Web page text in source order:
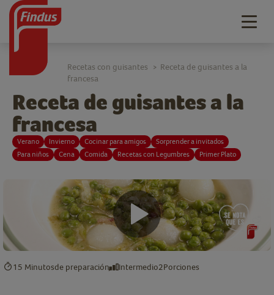
Receta de guisantes a la
francesa
Verano Invierno Cocinar para amigos
Sorprender a invitados
Para niños
Cena Comida Recetas con Legumbres Primer Plato
Recetas con guisantes > Receta de guisantes a la
francesa
15 Minutosde preparación Intermedio2Porciones